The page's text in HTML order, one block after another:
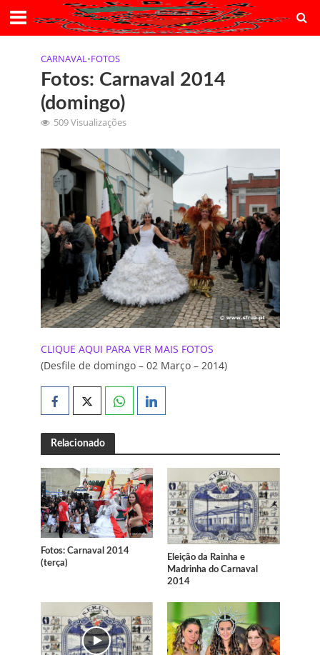
CARNAVAL•FOTOS
Fotos: Carnaval 2014
(domingo)
509 Visualizações
CLIQUE AQUI PARA VER MAIS FOTOS
(Desfile de domingo – 02 Março – 2014)
Relacionado
Fotos: Carnaval 2014
(terça)
Eleição da Rainha e
Madrinha do Carnaval
2014